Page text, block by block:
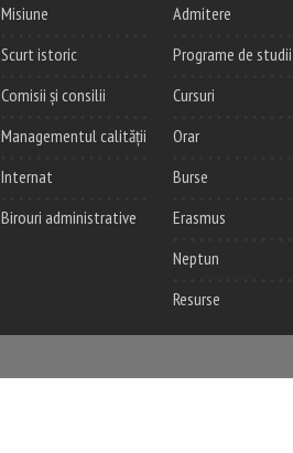
Misiune
Scurt istoric
Comisii și consilii
Managementul calității
Internat
Birouri administrative
Admitere
Programe de studii
Cursuri
Orar
Burse
Erasmus
Neptun
Resurse